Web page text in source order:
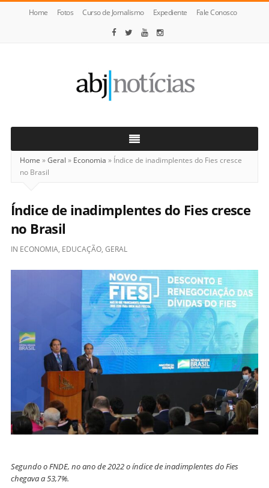
Home Fotos Curso de Jornalismo Expediente Fale Conosco
Notícias
Home »Geral » Economia » Índice de inadimplentes do Fies cresce
no Brasil
Índice de inadimplentes do Fies cresce
no Brasil
IN ECONOMIA, EDUCAÇÃO, GERAL
Segundo o FNDE, no ano de 2022 o índice de inadimplentes do Fies
chegava a 53,7%.